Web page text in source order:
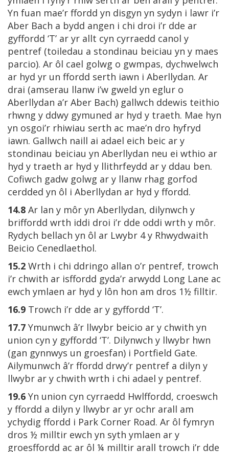
Yn fuan mae’r ffordd yn disgyn yn sydyn i lawr i’r
Aber Bach a bydd angen i chi droi i’r dde ar
gyffordd ‘T’ ar yr allt cyn cyrraedd canol y
pentref (toiledau a stondinau beiciau yn y maes
parcio). Ar ôl cael golwg o gwmpas, dychwelwch
ar hyd yr un ffordd serth iawn i Aberllydan. Ar
drai (amserau llanw i’w gweld yn eglur o
Aberllydan a’r Aber Bach) gallwch ddewis teithio
rhwng y ddwy gymuned ar hyd y traeth. Mae hyn
yn osgoi’r rhiwiau serth ac mae’n dro hyfryd
iawn. Gallwch naill ai adael eich beic ar y
stondinau beiciau yn Aberllydan neu ei wthio ar
hyd y traeth ar hyd y llithrfeydd ar y ddau ben.
Cofiwch gadw golwg ar y llanw rhag gorfod
cerdded yn ôl i Aberllydan ar hyd y ffordd.
14.8 Ar lan y môr yn Aberllydan, dilynwch y
briffordd wrth iddi droi i’r dde oddi wrth y môr.
Rydych bellach yn ôl ar Lwybr 4 y Rhwydwaith
Beicio Cenedlaethol.
15.2 Wrth i chi ddringo allan o’r pentref, trowch
i’r chwith ar isffordd gyda’r arwydd Long Lane ac
ewch ymlaen ar hyd y lôn hon am dros 1½ filltir.
16.9 Trowch i’r dde ar y gyffordd ‘T’.
17.7 Ymunwch â’r llwybr beicio ar y chwith yn
union cyn y gyffordd ‘T’. Dilynwch y llwybr hwn
(gan gynnwys un groesfan) i Portfield Gate.
Ailymunwch â’r ffordd drwy’r pentref a dilyn y
llwybr ar y chwith wrth i chi adael y pentref.
19.6 Yn union cyn cyrraedd Hwlffordd, croeswch
y ffordd a dilyn y llwybr ar yr ochr arall am
ychydig ffordd i Park Corner Road. Ar ôl fymryn
dros ½ milltir ewch yn syth ymlaen ar y
groesffordd ac ar ôl ¼ milltir arall trowch i’r dde